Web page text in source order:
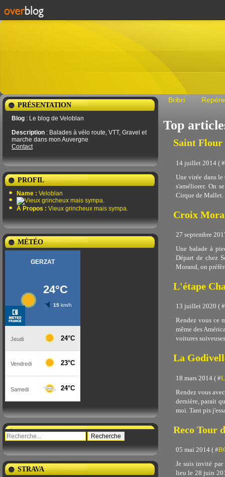
PRÉSENTATION
Blog : Le blog de Veloblan
Description : Balades à vélo route, VTT, Gravel et
marche dans mon Auvergne
Contact
PROFIL
Name : Veloblan
À Propos : Vieux grincheux mais sympa.
MÉTÉO
STRAVA
Bribri
Top
Saint Flour
14 juillet 2014 ( #
Une virée dans
s'améliorer. On
Cirque de Mallet.
Croix
27 septembre
Une balade à
Départ de chez
Morand, on
L'étape
13 juillet 2020 ( #
Rendez vous ce
même des
voitures
La
18 mars 2014 ( #
Rendez vous
dernière, parait
moi. Tant pis
Reco Tour
05 mai 2014 ( #
Je suis invité
lieu le 28 juin